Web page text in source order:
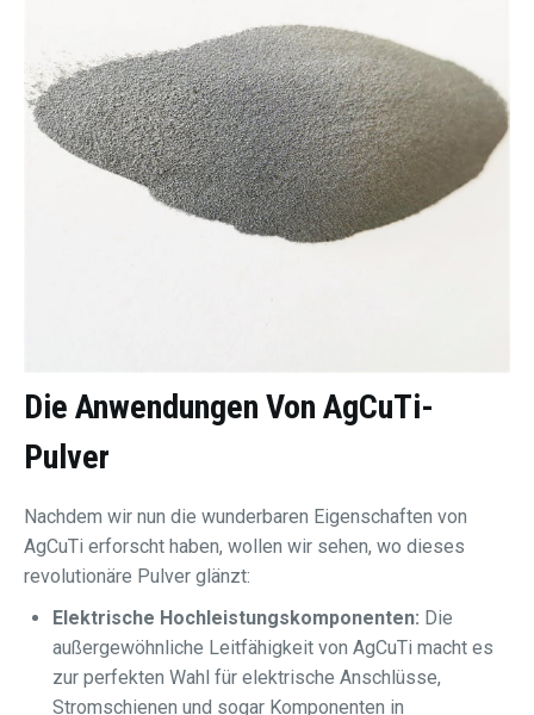
Die Anwendungen Von AgCuTi-
Pulver
Nachdem wir nun die wunderbaren Eigenschaften von
AgCuTi erforscht haben, wollen wir sehen, wo dieses
revolutionäre Pulver glänzt:
Elektrische Hochleistungskomponenten: Die
außergewöhnliche Leitfähigkeit von AgCuTi macht es
zur perfekten Wahl für elektrische Anschlüsse,
Stromschienen und sogar Komponenten in